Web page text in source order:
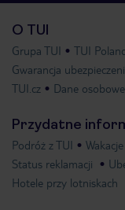
O TUI
Grupa TUI TUI
Gwarancja
TUI.cz
Dane osobowe
Przydatne
Podróż z TUI
Status reklamacji
Hotele przy lotniskach